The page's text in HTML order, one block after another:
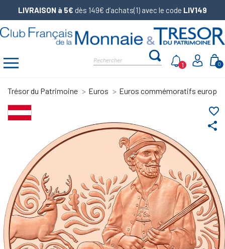
LIVRAISON à 5€ dès 149€ d’achats(1) avec le code LIV149
0
1
Trésor du Patrimoine Euros Euros commémoratifs
share
favorite_border